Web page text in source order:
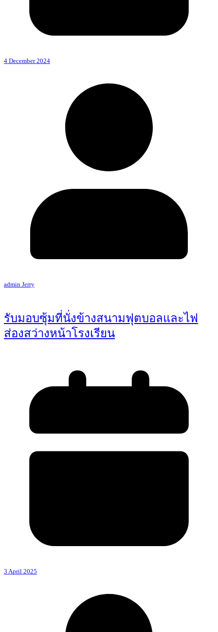
4 December 2024
admin Jerry
รับมอบซุ้มที่นั่งข้างสนามฟุตบอลและไฟ
ส่องสว่างหน้าโรงเรียน
3 April 2025